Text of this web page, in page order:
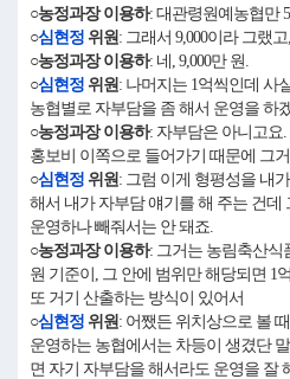
○농정과장 이용하: 대관령원예농협만
○심현정 위원: 그래서 9,000이라 그랬고,
○농정과장 이용하: 네, 9,000만 원.
○심현정 위원: 나머지는 1억씩인데 사
농협별로 자부담을 좀 해서 운영을 하
○농정과장 이용하: 자부담은 아니고요
홍보비 이쪽으로 들어가기 때문에 그
○심현정 위원: 그럼 이게 형평성을 내
해서 내가 자부담 얘기를 해 주는 건데
운영하나 빼줘서는 안 돼죠.
○농정과장 이용하: 그거는 농림축산식
원 기준이, 그 안에 범위만 해당되면 1
또 거기 산출하는 방식이 있어서
○심현정 위원: 어쨌든 위치상으로 볼
운영하는 농협에서는 차등이 생겼단
면 자기 자부담을 해서라도 운영을 잘